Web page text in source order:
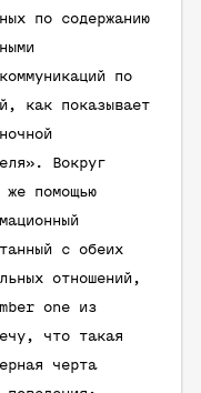
по содержанию
по
как показывает
Вокруг
же помощью
с обеих
отношений,
one из
что такая
черта